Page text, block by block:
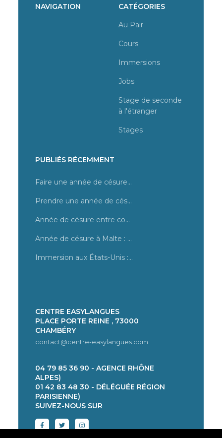
NAVIGATION CATÉGORIES
Au Pair
Cours
Immersions
Jobs
Stage de seconde
à l'étranger
Stages
PUBLIÉS RÉCEMMENT
Faire une année de césure en Irlande – Stage à Dublin
Prendre une année de césure, quel programme choisir ?
Année de césure entre cours et stage en magasin à Malte
Année de césure à Malte : tout savoir sur des cours d’anglais
Immersion aux États-Unis : les destinations dans une famille d’accueil
CENTRE EASYLANGUES
PLACE PORTE REINE , 73000
CHAMBÉRY
contact@centre-easylangues.com
04 79 85 36 90 - AGENCE RHÔNE
ALPES)
01 42 83 48 30 - DÉLÉGUÉE RÉGION
PARISIENNE)
SUIVEZ-NOUS SUR